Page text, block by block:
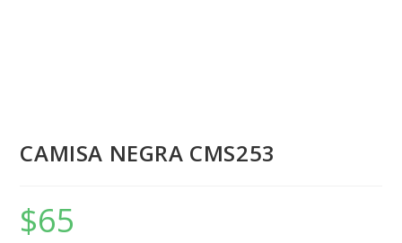
CAMISA NEGRA CMS253
$65